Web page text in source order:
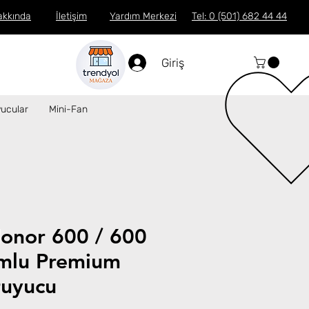
İletişim Yardım Merkezi Tel: 0 (501) 682 44 44
Giriş
Mini-Fan
600 / 600
Premium